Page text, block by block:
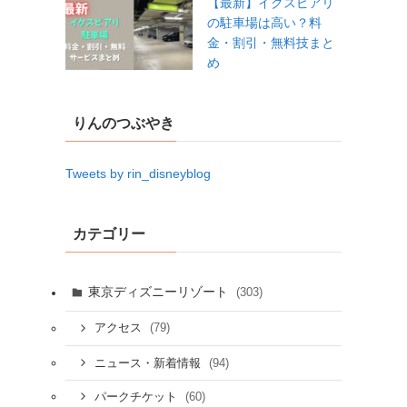
【最新】イクスピアリ
の駐車場は高い？料
金・割引・無料技まと
め
りんのつぶやき
Tweets by rin_disneyblog
カテゴリー
東京ディズニーリゾート (303)
アクセス (79)
ニュース・新着情報 (94)
パークチケット (60)